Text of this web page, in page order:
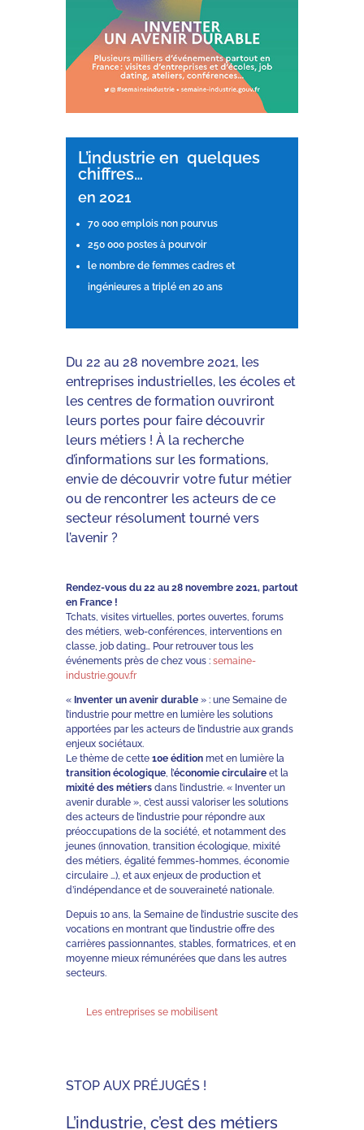
L’industrie en quelques
chiffres…
en 2021
70 000 emplois non pourvus
250 000 postes à pourvoir
le nombre de femmes cadres et
ingénieures a triplé en 20 ans
Du 22 au 28 novembre 2021, les
entreprises industrielles, les écoles et
les centres de formation ouvriront
leurs portes pour faire découvrir
leurs métiers ! À la recherche
d’informations sur les formations,
envie de découvrir votre futur métier
ou de rencontrer les acteurs de ce
secteur résolument tourné vers
l’avenir ?
Rendez-vous du 22 au 28 novembre 2021, partout
en France !
Tchats, visites virtuelles, portes ouvertes, forums
des métiers, web-conférences, interventions en
classe, job dating… Pour retrouver tous les
événements près de chez vous : semaine-
industrie.gouv.fr
« Inventer un avenir durable» : une Semaine de
l’industrie pour mettre en lumière les solutions
apportées par les acteurs de l’industrie aux grands
enjeux sociétaux.
Le thème de cette 10e éditionmet en lumière la
transition écologique, l’économie circulaireet la
mixité des métiersdans l’industrie. « Inventer un
avenir durable », c’est aussi valoriser les solutions
des acteurs de l’industrie pour répondre aux
préoccupations de la société, et notamment des
jeunes (innovation, transition écologique, mixité
des métiers, égalité femmes-hommes, économie
circulaire …), et aux enjeux de production et
d’indépendance et de souveraineté nationale.
Depuis 10 ans, la Semaine de l’industrie suscite des
vocations en montrant que l’industrie offre des
carrières passionnantes, stables, formatrices, et en
moyenne mieux rémunérées que dans les autres
secteurs.
Les entreprises se mobilisent
STOP AUX PRÉJUGÉS !
L’industrie, c’est des métiers